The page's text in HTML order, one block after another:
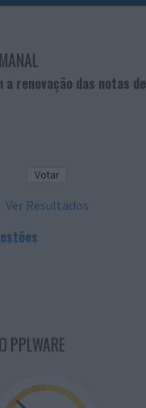
a renovação das notas de
Ver Resultados
PPLWARE